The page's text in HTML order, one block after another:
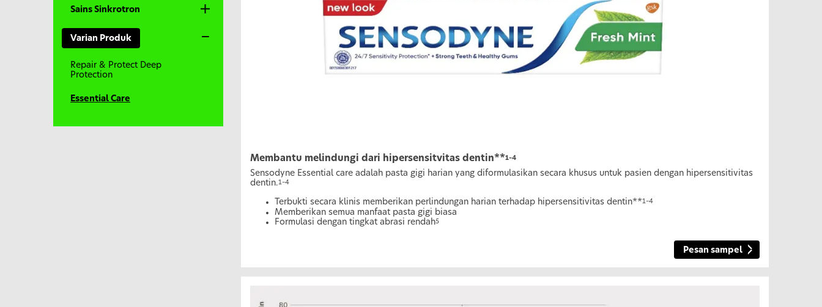
Sains Sinkrotron
Varian Produk
Repair & Protect Deep
Protection
Essential Care
Membantu melindungi dari hipersensitvitas dentin**1–4
Sensodyne Essential care adalah pasta gigi harian yang diformulasikan secara khusus untuk pasien dengan hipersensitivitas
dentin.1–4
Terbukti secara klinis memberikan perlindungan harian terhadap hipersensitivitas dentin**1–4
Memberikan semua manfaat pasta gigi biasa
Formulasi dengan tingkat abrasi rendah5
Pesan sampel